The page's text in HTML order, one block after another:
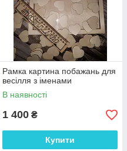
→(050)5626282 тисніть
mssg.me/podarynku_ukraine
за виріб, який зображено на
за розміром, дизайном та
може відрізнятися від
➖➖➖➖➖➖➖➖➖➖➖
товарів можна побачити в
Рамка картина побажань для
весілля з іменами
В наявності
1 400 ₴
Купити